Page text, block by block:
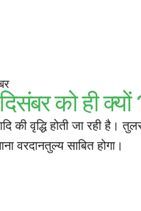
को ही क्यों
की वृद्धि होती जा रही है।
वरदानतुल्य साबित होगा।